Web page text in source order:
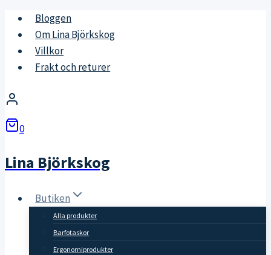
Skip
content
Bloggen
Om Lina Björkskog
Villkor
Frakt och returer
0
Lina Björkskog
Butiken
Alla produkter
Barfotaskor
Ergonomiprodukter